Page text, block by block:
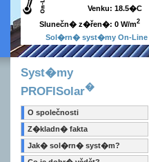
Venku: 18.5�C
Slunečn� z�řen�: 0 W/m2
Sol�rn� syst�my On-Line
Syst�my
PROFISolar�
O společnosti
Z�kladn� fakta
Jak� sol�rn� syst�m?